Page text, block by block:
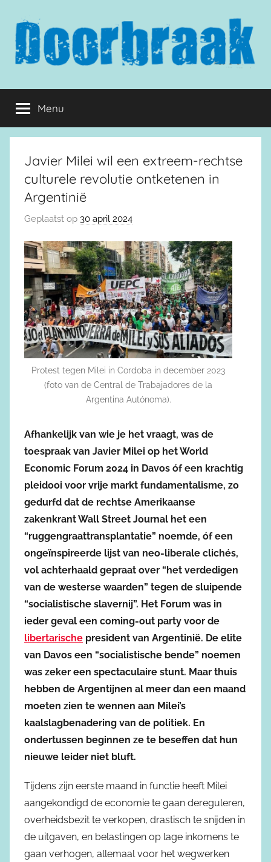
inhoud
springen
Doorbraak.eu
Menu
Javier Milei wil een extreem-rechtse
culturele revolutie ontketenen in
Argentinië
Geplaatst op 30 april 2024
Protest tegen Milei in Cordoba in december 2023
(foto van de Central de Trabajadores de la
Argentina Autónoma).
Afhankelijk van wie je het vraagt, was de
toespraak van Javier Milei op het World
Economic Forum 2024 in Davos óf een krachtig
pleidooi voor vrije markt fundamentalisme, zo
gedurfd dat de rechtse Amerikaanse
zakenkrant Wall Street Journal het een
“ruggengraattransplantatie” noemde, óf een
ongeïnspireerde lijst van neo-liberale clichés,
vol achterhaald gepraat over “het verdedigen
van de westerse waarden” tegen de sluipende
“socialistische slavernij”. Het Forum was in
ieder geval een coming-out party voor de
libertarische president van Argentinië. De elite
van Davos een “socialistische bende” noemen
was zeker een spectaculaire stunt. Maar thuis
hebben de Argentijnen al meer dan een maand
moeten zien te wennen aan Milei’s
kaalslagbenadering van de politiek. En
ondertussen beginnen ze te beseffen dat hun
nieuwe leider niet bluft.
Tijdens zijn eerste maand in functie heeft Milei
aangekondigd de economie te gaan dereguleren,
overheidsbezit te verkopen, drastisch te snijden in
de uitgaven, en belastingen op lage inkomens te
gaan verhogen, allemaal voor het wegwerken